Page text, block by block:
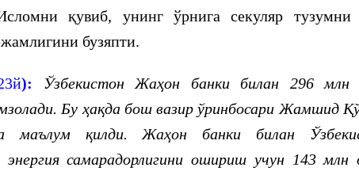
қувиб, унинг ўрнига секуляр тузумни
бузяпти.
):
Ўзбекистон Жаҳон банки билан 296 млн
Бу ҳақда бош вазир ўринбосари Жамшид
маълум қилди. Жаҳон банки билан
самарадорлигини ошириш учун 143 млн